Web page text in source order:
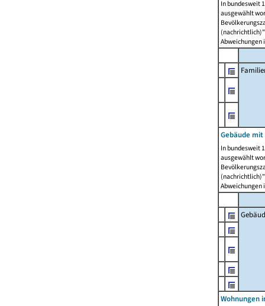
In bundesweit
ausgewählt
Abweichungen
Gebäude
In bundesweit
ausgewählt
Abweichungen
Wohnungen